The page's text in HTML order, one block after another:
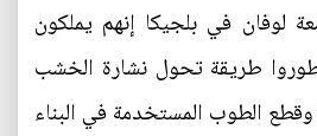
لوفان في بلجيكا إنهم يملكون
طوروا طريقة تحول نشارة الخشب
وقطع الطوب المستخدمة في البناء